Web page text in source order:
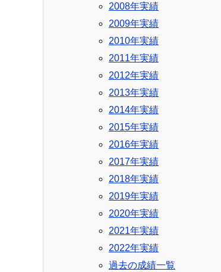
2008年実績
2009年実績
2010年実績
2011年実績
2012年実績
2013年実績
2014年実績
2015年実績
2016年実績
2017年実績
2018年実績
2019年実績
2020年実績
2021年実績
2022年実績
過去の成績一覧